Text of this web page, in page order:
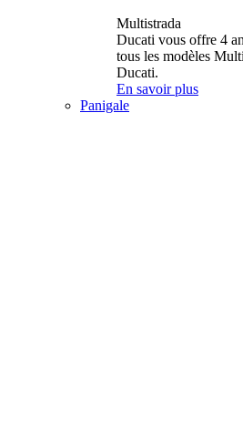
Multistrada
Ducati vous offre 4
tous les modèles
Ducati.
En savoir plus
Panigale